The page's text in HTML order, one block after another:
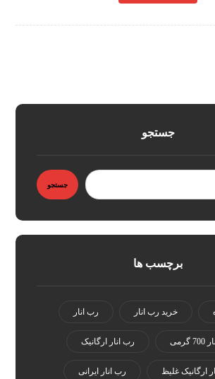
جستجو
برچسب ها
خرید رب انار رب انار
گرمی رب انار ارگانیک
ارگانیک غلیظ رب انار ایرانی